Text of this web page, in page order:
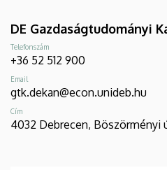
DE Gazdaságtudományi
Telefonszám
+36 52 512 900
Email
gtk.dekan@econ.unideb.hu
Cím
4032 Debrecen, Böszörményi